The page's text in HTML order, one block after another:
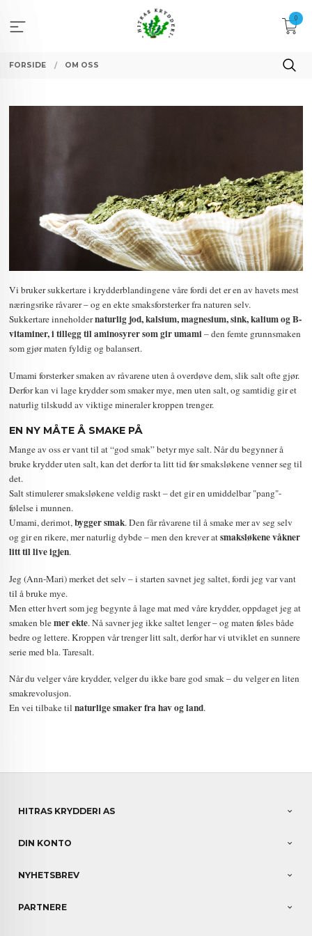
innholdet
0
FORSIDE OM OSS
Vi bruker sukkertare i krydderblandingene våre fordi det er en av havets mest
næringsrike råvarer – og en ekte smaksforsterker fra naturen selv.
Sukkertare inneholdernaturlig jod, kalsium, magnesium, sink, kalium og B-
vitaminer, i tillegg til aminosyrer som gir umami– den femte grunnsmaken
som gjør maten fyldig og balansert.
Umami forsterker smaken av råvarene uten å overdøve dem, slik salt ofte gjør.
Derfor kan vi lage krydder som smaker mye, men uten salt, og samtidig gir et
naturlig tilskudd av viktige mineraler kroppen trenger.
EN NY MÅTE Å SMAKE PÅ
Mange av oss er vant til at “god smak” betyr mye salt. Når du begynner å
bruke krydder uten salt, kan det derfor ta litt tid før smaksløkene venner seg til
det.
Salt stimulerer smaksløkene veldig raskt – det gir en umiddelbar "pang"-
følelse i munnen.
Umami, derimot,bygger smak. Den får råvarene til å smake mer av seg selv
og gir en rikere, mer naturlig dybde – men den krever atsmaksløkenevåkner
litt til live igjen.
Jeg (Ann-Mari) merket det selv – i starten savnet jeg saltet, fordi jeg var vant
til å bruke mye.
Men etter hvert som jeg begynte å lage mat med våre krydder, oppdaget jeg at
smaken blemer ekte. Nå savner jeg ikke saltet lenger – og maten føles både
bedre og lettere. Kroppen vår trenger litt salt, derfor har vi utviklet en sunnere
serie med bla. Taresalt.
Når du velger våre krydder, velger du ikke bare god smak – du velger en liten
smakrevolusjon.
En vei tilbake tilnaturlige smaker fra hav og land.
HITRAS KRYDDERI AS
DIN KONTO
NYHETSBREV
PARTNERE